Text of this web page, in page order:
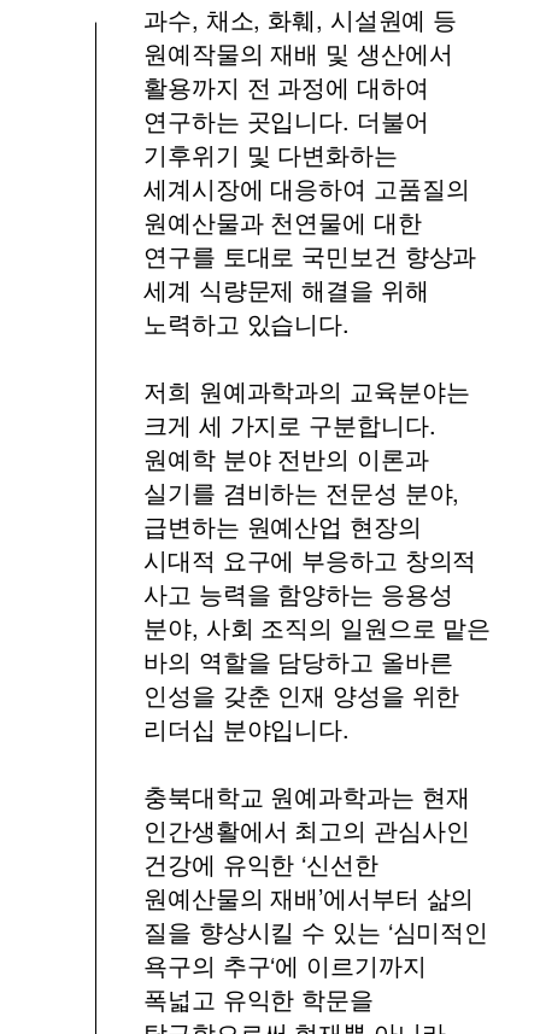
과수, 채소, 화훼, 시설원예 등
원예작물의 재배 및 생산에서
활용까지 전 과정에 대하여
연구하는 곳입니다. 더불어
기후위기 및 다변화하는
세계시장에 대응하여 고품질의
원예산물과 천연물에 대한
연구를 토대로 국민보건 향상과
세계 식량문제 해결을 위해
노력하고 있습니다.
저희 원예과학과의 교육분야는
크게 세 가지로 구분합니다.
원예학 분야 전반의 이론과
실기를 겸비하는 전문성 분야,
급변하는 원예산업 현장의
시대적 요구에 부응하고 창의적
사고 능력을 함양하는 응용성
분야, 사회 조직의 일원으로 맡은
바의 역할을 담당하고 올바른
인성을 갖춘 인재 양성을 위한
리더십 분야입니다.
충북대학교 원예과학과는 현재
인간생활에서 최고의 관심사인
건강에 유익한 ‘신선한
원예산물의 재배’에서부터 삶의
질을 향상시킬 수 있는 ‘심미적인
욕구의 추구‘에 이르기까지
폭넓고 유익한 학문을